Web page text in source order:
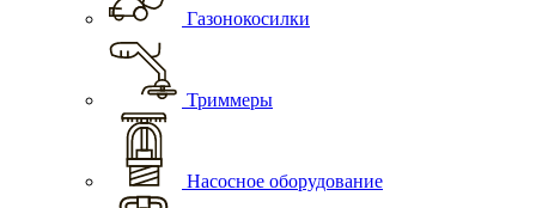
Газонокосилки
Триммеры
Насосное оборудование